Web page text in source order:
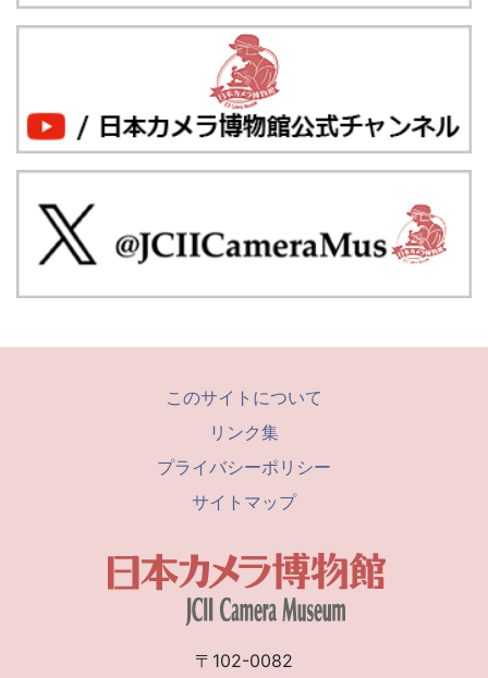
このサイトについて
リンク集
プライバシーポリシー
サイトマップ
〒102-0082